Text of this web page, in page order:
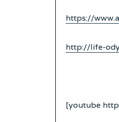
https://
http://life-
[youtube